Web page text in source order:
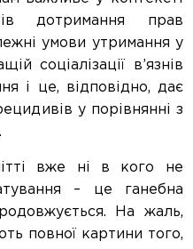
дотримання прав
умови утримання у
соціалізації в’язнів
і це, відповідно, дає
у порівнянні з
вже ні в кого не
– це ганебна
На жаль,
повної картини того,